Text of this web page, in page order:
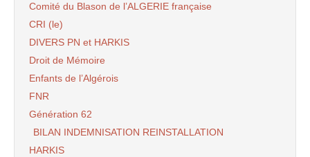
Comité du Blason de l’ALGERIE française
CRI (le)
DIVERS PN et HARKIS
Droit de Mémoire
Enfants de l’Algérois
FNR
Génération 62
BILAN INDEMNISATION REINSTALLATION
HARKIS